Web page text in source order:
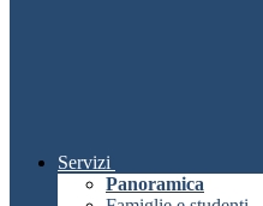
Servizi
Panoramica